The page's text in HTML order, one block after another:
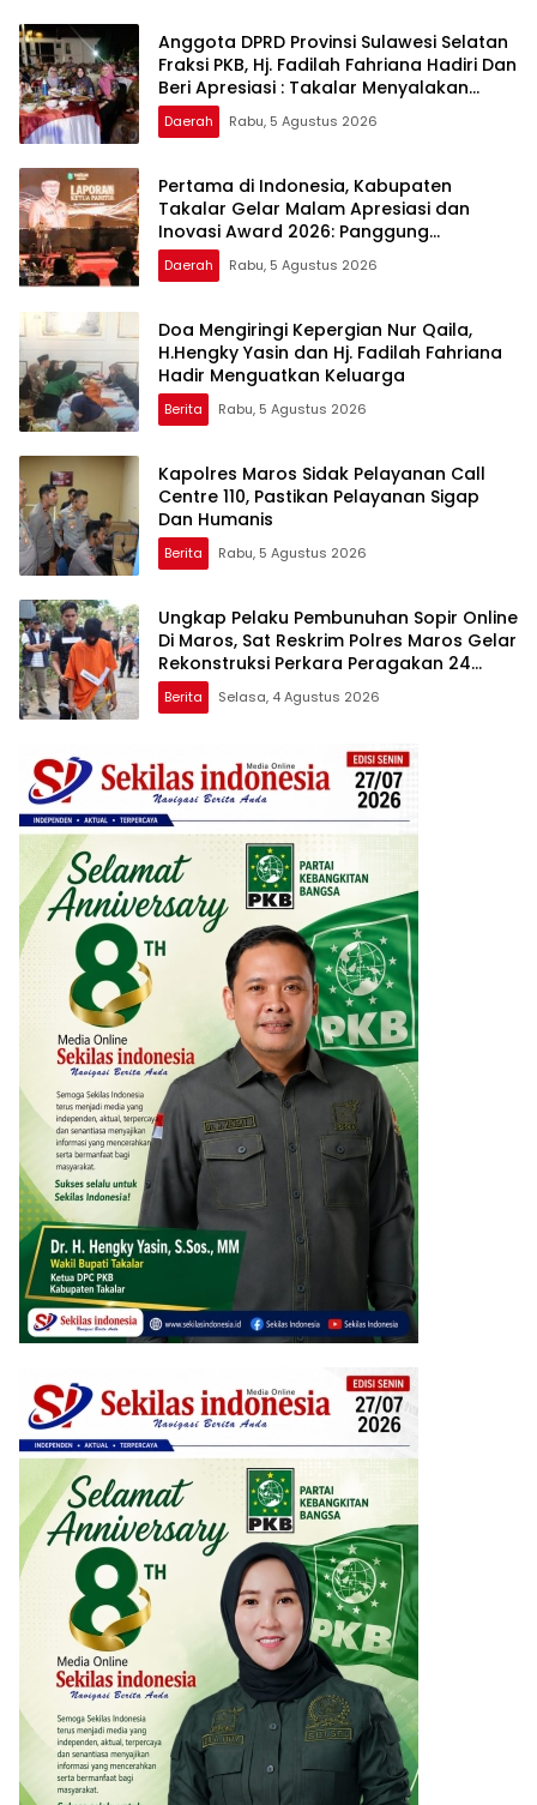
Anggota DPRD Provinsi Sulawesi Selatan
Fraksi PKB, Hj. Fadilah Fahriana Hadiri Dan
Beri Apresiasi : Takalar Menyalakan
Lentera Pengabdian Melalui Malam
Apresiasi dan Inovasi Award 2026
Daerah Rabu, 5 Agustus 2026
Pertama di Indonesia, Kabupaten
Takalar Gelar Malam Apresiasi dan
Inovasi Award 2026: Panggung
Penghargaan bagi Pelayan Publik
Berprestasi
Daerah Rabu, 5 Agustus 2026
Doa Mengiringi Kepergian Nur Qaila,
H.Hengky Yasin dan Hj. Fadilah Fahriana
Hadir Menguatkan Keluarga
Berita Rabu, 5 Agustus 2026
Kapolres Maros Sidak Pelayanan Call
Centre 110, Pastikan Pelayanan Sigap
Dan Humanis
Berita Rabu, 5 Agustus 2026
Ungkap Pelaku Pembunuhan Sopir Online
Di Maros, Sat Reskrim Polres Maros Gelar
Rekonstruksi Perkara Peragakan 24
Adegan
Berita Selasa, 4 Agustus 2026